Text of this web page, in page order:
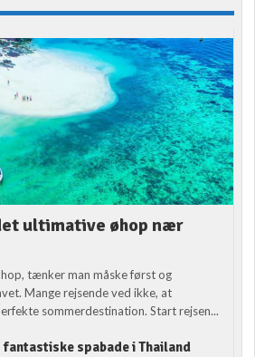
ultimative øhop nær
tænker man måske først og
Mange rejsende ved ikke, at
sommerdestination. Start rejsen...
fantastiske spabade i Thailand